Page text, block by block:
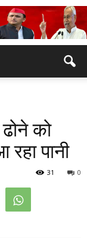
को
पानी
0
31